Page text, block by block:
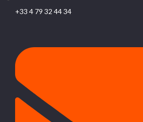
+33 4 79 32 44 34